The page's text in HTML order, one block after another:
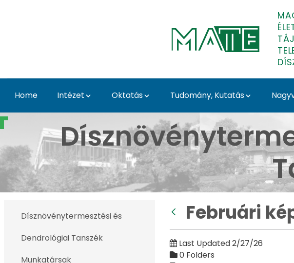
Home Intézet Oktatás Tudomány, Kutatás
Februári képek - Budai
Dísznövénytermesztési és
Dendrológiai Tanszék
Munkatársak
Februári
Last Updated 2/27/26
0 Folders